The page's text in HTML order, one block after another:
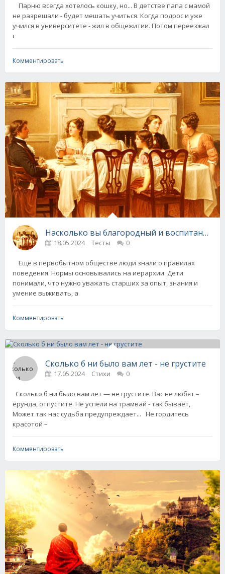
Парню всегда хотелось кошку, но... В детстве папа с мамой
не разрешали - будет мешать учиться. Когда подрос и уже
учился в университете - жил в общежитии. Потом переезжал
с
Комментировать
Насколько вы благородный и воспитанный
18.05.2024 Тесты 0
Еще в первобытном обществе люди знали о правилах
поведения. Нормы основывались на иерархии. Дети
понимали, что нужно уважать старших за опыт, знания и
умение выживать, а
Комментировать
Сколько б ни было вам лет - не грустите
17.05.2024 Стихи 0
Сколько б ни было вам лет — не грустите. Вас не любят –
ерунда, отпустите. Не успели на трамвай - так бывает,
Может так нас судьба предупреждает... Не гордитесь
красотой –
Комментировать